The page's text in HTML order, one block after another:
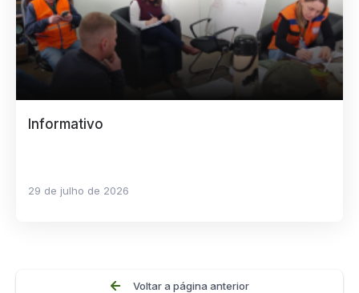
Informativo
29 de julho de 2026
Voltar a página anterior